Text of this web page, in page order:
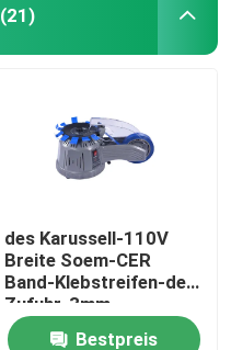
(21)
des Karussell-110V
Breite Soem-CER
Band-Klebstreifen-der
Zufuhr-3mm
Bestpreis